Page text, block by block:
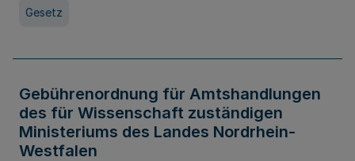
Gesetz
Gebührenordnung für Amtshandlungen
des für Wissenschaft zuständigen
Ministeriums des Landes Nordrhein-
Westfalen